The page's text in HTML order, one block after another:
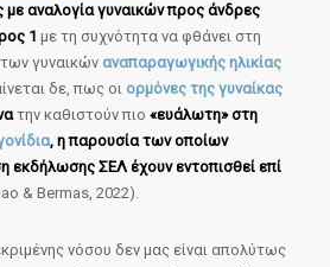
με αναλογία γυναικών προς άνδρες
1 με τη συχνότητα να φθάνει στη
γυναικών αναπαραγωγικής ηλικίας
δε, πως οι ορμόνες της γυναίκας
την καθιστούν πιο«ευάλωτη» στη
, η παρουσία των οποίων
εκδήλωσης ΣΕΛ έχουν εντοπισθεί επί
& Bermas, 2022).
νόσου δεν μας είναι απολύτως